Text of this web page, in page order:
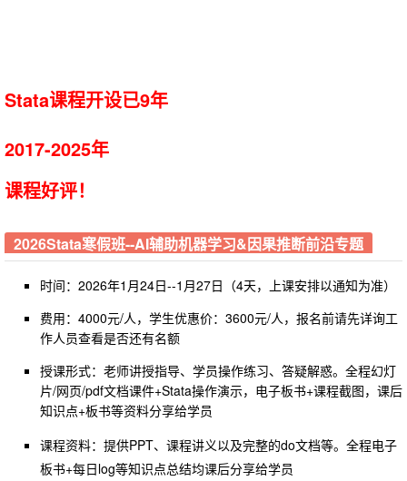
Stata课程开设已9年
2017-2025年
课程好评！
2026Stata寒假班--AI辅助机器学习&因果推断前沿专题
时间：2026年1月24日--1月27日（4天，上课安排以通知为准）
费用：4000元/人，学生优惠价：3600元/人，报名前请先详询工
作人员查看是否还有名额
授课形式：老师讲授指导、学员操作练习、答疑解惑。全程幻灯
片/网页/pdf文档课件+Stata操作演示，电子板书+课程截图，课后
知识点+板书等资料分享给学员
课程资料：提供PPT、课程讲义以及完整的do文档等。全程电子
板书+每日log等知识点总结均课后分享给学员